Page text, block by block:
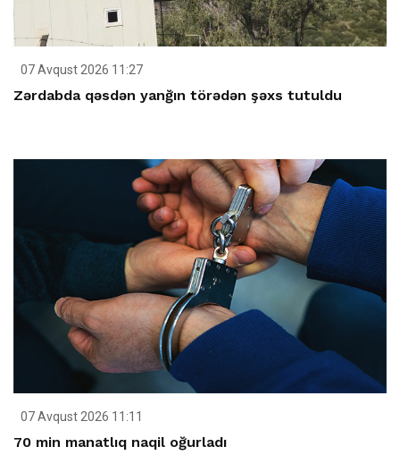
07 Avqust 2026 11:27
Zərdabda qəsdən yanğın törədən şəxs tutuldu
07 Avqust 2026 11:11
70 min manatlıq naqil oğurladı